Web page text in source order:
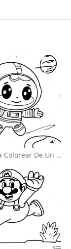
Página Para Colorear De Un Astronauta Lindo Flotando En El Espacio